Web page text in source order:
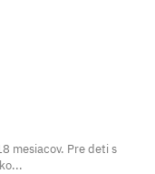
mesiacov. Pre deti s